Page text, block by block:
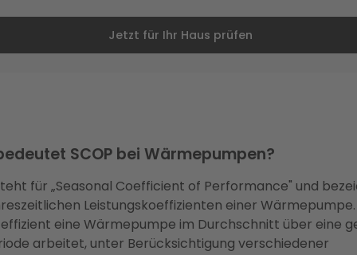
Jetzt für Ihr Haus prüfen
SCOP bei Wärmepumpen?
für „Seasonal Coefficient of Performance" und
Leistungskoeffizienten einer
effizient eine Wärmepumpe im Durchschnitt über eine
arbeitet, unter Berücksichtigung verschiedener